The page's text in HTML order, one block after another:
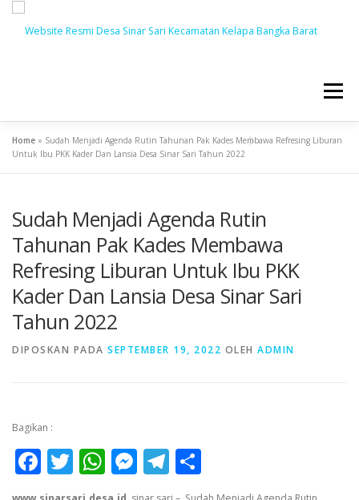
Menu
BERANDA BERITA PROFIL PEMERINTAH
LAYANAN DUSUN BUMDES
PRODUK HUKUM GALLERY
Home » Sudah Menjadi Agenda Rutin Tahunan Pak Kades Membawa Refresing Liburan
Untuk Ibu PKK Kader Dan Lansia Desa Sinar Sari Tahun 2022
Sudah Menjadi Agenda Rutin
Tahunan Pak Kades Membawa
Refresing Liburan Untuk Ibu PKK
Kader Dan Lansia Desa Sinar Sari
Tahun 2022
DIPOSKAN PADA SEPTEMBER 19, 2022 OLEH ADMIN
Bagikan :
Facebook
Twitter
WhatsApp
Messenger
Telegram